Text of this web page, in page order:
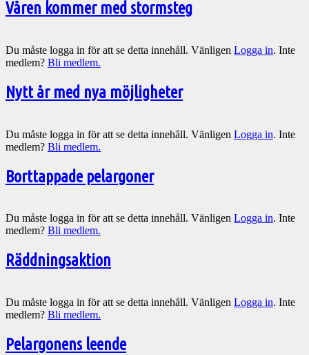
Våren kommer med stormsteg
Du måste logga in för att se detta innehåll. Vänligen Logga in. Inte
medlem? Bli medlem.
Nytt år med nya möjligheter
Du måste logga in för att se detta innehåll. Vänligen Logga in. Inte
medlem? Bli medlem.
Borttappade pelargoner
Du måste logga in för att se detta innehåll. Vänligen Logga in. Inte
medlem? Bli medlem.
Räddningsaktion
Du måste logga in för att se detta innehåll. Vänligen Logga in. Inte
medlem? Bli medlem.
Pelargonens leende